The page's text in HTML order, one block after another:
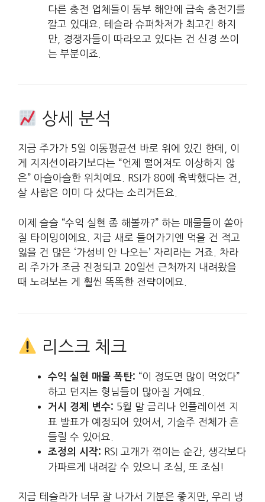
다른 충전 업체들이 동부 해안에 급속 충전기를
깔고 있대요. 테슬라 슈퍼차저가 최고긴 하지
만, 경쟁자들이 따라오고 있다는 건 신경 쓰이
는 부분이죠.
상세 분석
지금 주가가 5일 이동평균선 바로 위에 있긴 한데, 이
게 지지선이라기보다는 “언제 떨어져도 이상하지 않
은” 아슬아슬한 위치예요. RSI가 80에 육박했다는 건,
살 사람은 이미 다 샀다는 소리거든요.
이제 슬슬 “수익 실현 좀 해볼까?” 하는 매물들이 쏟아
질 타이밍이에요. 지금 새로 들어가기엔 먹을 건 적고
잃을 건 많은 ‘가성비 안 나오는’ 자리라는 거죠. 차라
리 주가가 조금 진정되고 20일선 근처까지 내려왔을
때 노려보는 게 훨씬 똑똑한 전략이에요.
리스크 체크
수익 실현 매물 폭탄: “이 정도면 많이 먹었다”
하고 던지는 형님들이 많아질 거예요.
거시 경제 변수: 5월 말 금리나 인플레이션 지
표 발표가 예정되어 있어서, 기술주 전체가 흔
들릴 수 있어요.
조정의 시작: RSI 고개가 꺾이는 순간, 생각보다
가파르게 내려갈 수 있으니 조심, 또 조심!
지금 테슬라가 너무 잘 나가서 기분은 좋지만, 우리 냉